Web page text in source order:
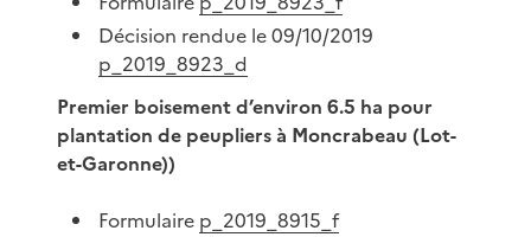
Décision rendue le 09/10/2019
p_2019_8923_d
Premier boisement d’environ 6.5 ha pour
plantation de peupliers à Moncrabeau (Lot-
et-Garonne))
Formulaire p_2019_8915_f